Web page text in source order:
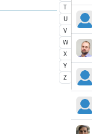
T
U
V
W
X
Y
Z